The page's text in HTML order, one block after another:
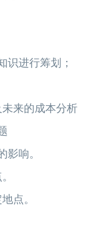
识进行筹划；
来的成本分析
影响。
点。